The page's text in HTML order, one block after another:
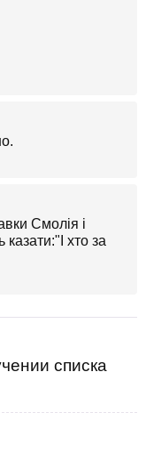
Смолія і
хто за
списка